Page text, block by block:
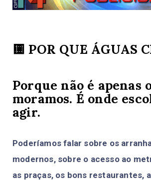
🟨 POR QUE ÁGUAS
Porque não é apenas
moramos. É onde
agir.
Poderíamos falar sobre os
modernos, sobre o acesso ao
as praças, os bons restaurantes,